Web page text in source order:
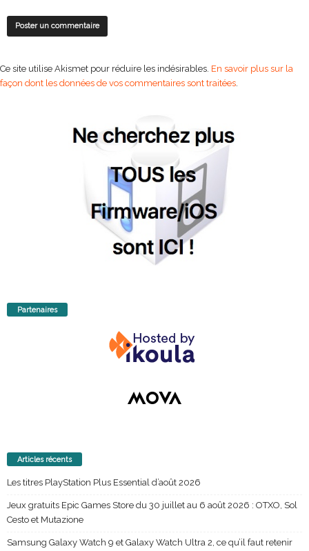
Ce site utilise Akismet pour réduire les indésirables. En savoir plus sur la
façon dont les données de vos commentaires sont traitées.
Partenaires
Articles récents
Les titres PlayStation Plus Essential d’août 2026
Jeux gratuits Epic Games Store du 30 juillet au 6 août 2026 : OTXO, Sol
Cesto et Mutazione
Samsung Galaxy Watch 9 et Galaxy Watch Ultra 2, ce qu’il faut retenir